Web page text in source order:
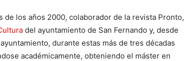
los años 2000, colaborador de la revista Pronto,
del ayuntamiento de San Fernando y, desde
durante estas más de tres décadas
académicamente, obteniendo el máster en